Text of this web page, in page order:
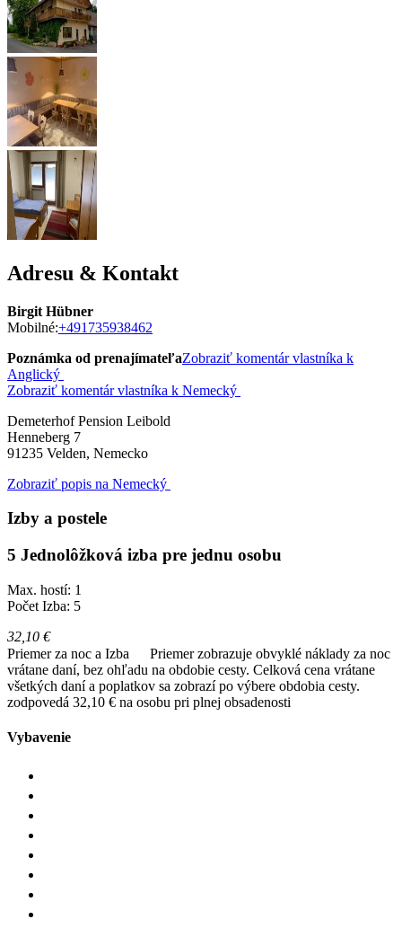
Adresu & Kontakt
Birgit Hübner
Mobilné:+491735938462
Poznámka od prenajímateľaZobraziť komentár vlastníka k
Anglický
Zobraziť komentár vlastníka k Nemecký
Demeterhof Pension Leibold
Henneberg 7
91235 Velden, Nemecko
Zobraziť popis na Nemecký
Izby a postele
5 Jednolôžková izba pre jednu osobu
Max. hostí: 1
Počet Izba: 5
32,10 €
Priemer za noc a Izba
Priemer zobrazuje obvyklé náklady za noc
vrátane daní, bez ohľadu na obdobie cesty. Celková cena vrátane
všetkých daní a poplatkov sa zobrazí po výbere obdobia cesty.
zodpovedá 32,10 € na osobu pri plnej obsadenosti
Vybavenie